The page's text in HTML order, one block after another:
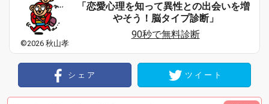
©2026 秋山孝
「恋愛心理を知って異性との出会いを増
やそう！脳タイプ診断」
90秒で無料診断
シェア ツイート